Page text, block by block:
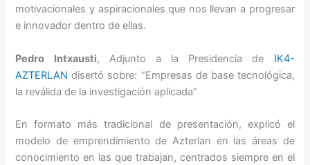
motivacionales y aspiracionales que nos llevan a progresar
e innovador dentro de ellas.
Pedro Intxausti, Adjunto a la Presidencia de IK4-
AZTERLAN disertó sobre: “Empresas de base tecnológica,
la reválida de la investigación aplicada”
En formato más tradicional de presentación, explicó el
modelo de emprendimiento de Azterlan en las áreas de
conocimiento en las que trabajan, centrados siempre en el